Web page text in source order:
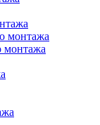
монтажа
монтажа